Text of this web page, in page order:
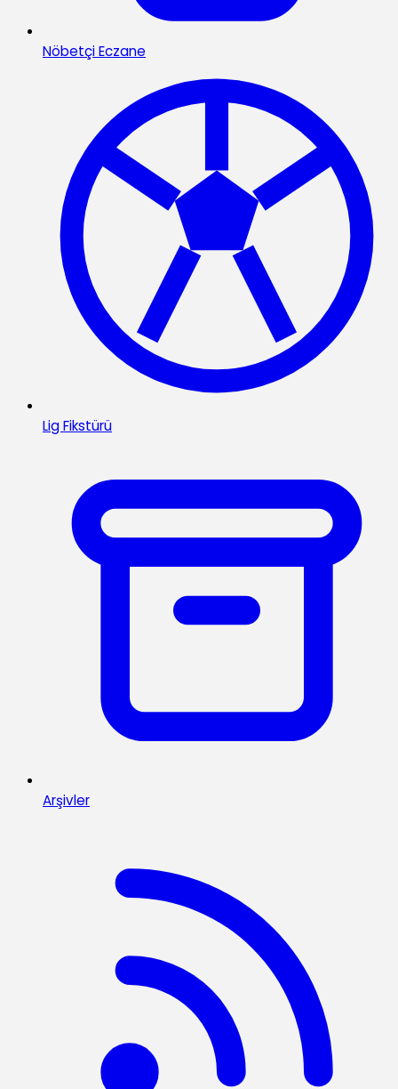
Nöbetçi Eczane
Lig Fikstürü
Arşivler